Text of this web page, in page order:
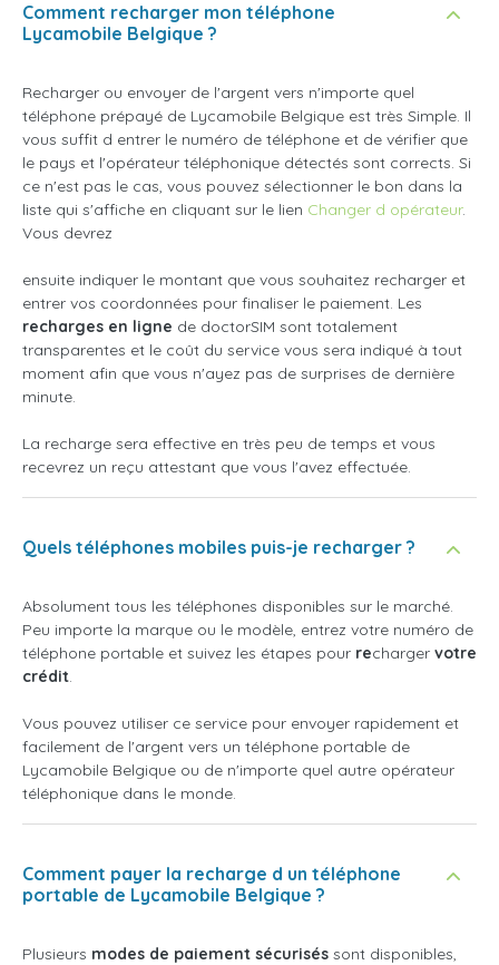
Comment recharger mon téléphone
Lycamobile Belgique ?
Recharger ou envoyer de l'argent vers n'importe quel
téléphone prépayé de Lycamobile Belgique est très Simple. Il
vous suffit d entrer le numéro de téléphone et de vérifier que
le pays et l'opérateur téléphonique détectés sont corrects. Si
ce n'est pas le cas, vous pouvez sélectionner le bon dans la
liste qui s'affiche en cliquant sur le lien Changer d opérateur.
Vous devrez
ensuite indiquer le montant que vous souhaitez recharger et
entrer vos coordonnées pour finaliser le paiement. Les
recharges en ligne de doctorSIM sont totalement
transparentes et le coût du service vous sera indiqué à tout
moment afin que vous n'ayez pas de surprises de dernière
minute.
La recharge sera effective en très peu de temps et vous
recevrez un reçu attestant que vous l'avez effectuée.
Quels téléphones mobiles puis-je recharger ?
Absolument tous les téléphones disponibles sur le marché.
Peu importe la marque ou le modèle, entrez votre numéro de
téléphone portable et suivez les étapes pour recharger votre
crédit.
Vous pouvez utiliser ce service pour envoyer rapidement et
facilement de l'argent vers un téléphone portable de
Lycamobile Belgique ou de n'importe quel autre opérateur
téléphonique dans le monde.
Comment payer la recharge d un téléphone
portable de Lycamobile Belgique ?
Plusieurs modes de paiement sécurisés sont disponibles,